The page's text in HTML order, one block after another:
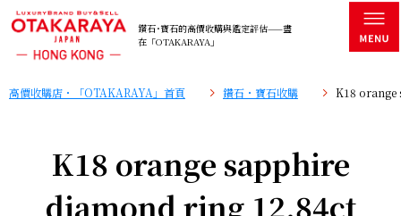
鑽石･寶石的高價收購與鑑定評估——盡
在「OTAKARAYA」
高價收購店・「OTAKARAYA」首頁 鑽石・寶石收購 K18 orange
K18 orange sapphire
diamond ring 12.84ct